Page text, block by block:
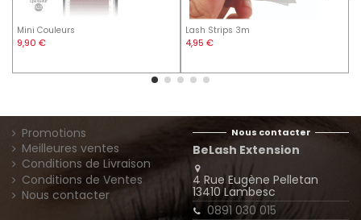
Mini Couleurs
9,90 €
Lash Strips 3m
4,95 €
Promotions
Meilleures ventes
Conditions de Livraison
Conditions de Ventes
Nous contacter
Nous contacter
BeLash Extension
4 Rue Eugène Pelletan
13410 Lambesc
0891 030 015